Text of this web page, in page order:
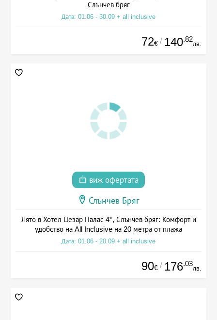
Слънчев бряг
Дата: 01.06 - 30.09 + all inclusive
72€ / 140.82
лв.
виж офертата
Слънчев Бряг
Лято в Хотел Цезар Палас 4*, Слънчев бряг: Комфорт и
удобство на All Inclusive на 20 метра от плажа
Дата: 01.06 - 20.09 + all inclusive
90€ / 176.03
лв.